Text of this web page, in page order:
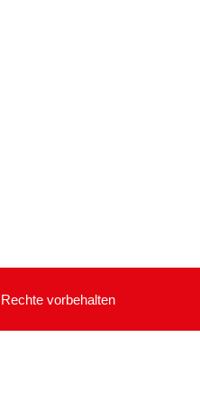
vorbehalten